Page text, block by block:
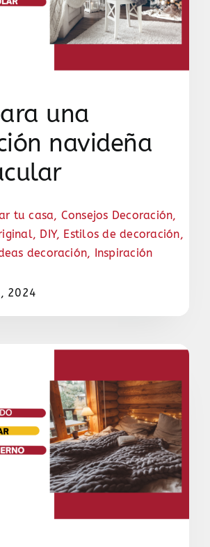
una
navideña
tu casa, Consejos Decoración,
, DIY, Estilos de decoración,
decoración, Inspiración
2024